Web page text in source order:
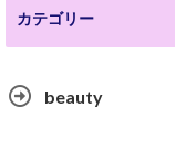
カテゴリー
beauty